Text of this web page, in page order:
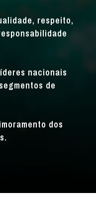
respeito,
nacionais
de
dos